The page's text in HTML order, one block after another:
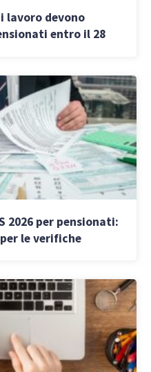
lavoro devono
entro il 28
2026 per pensionati:
le verifiche